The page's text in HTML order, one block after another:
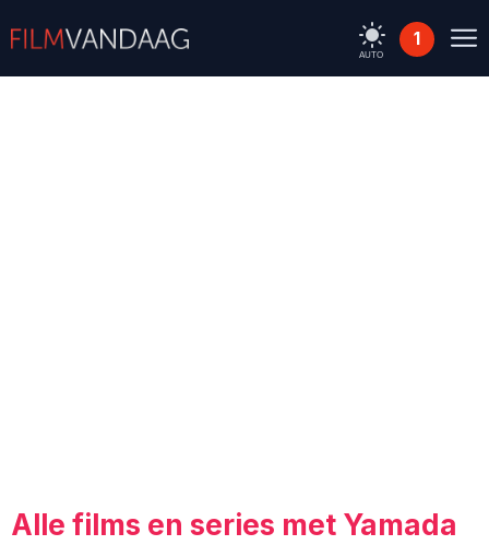
AUTO
1
Alle films en series met Yamada